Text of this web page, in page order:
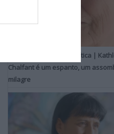
Um Toque Familiar, a Crítica |
Chalfant é um espanto, um
milagre